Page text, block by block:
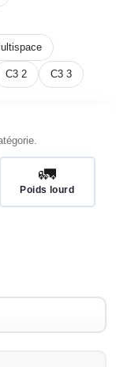
C3 2 C3 3
🚛
Poids lourd